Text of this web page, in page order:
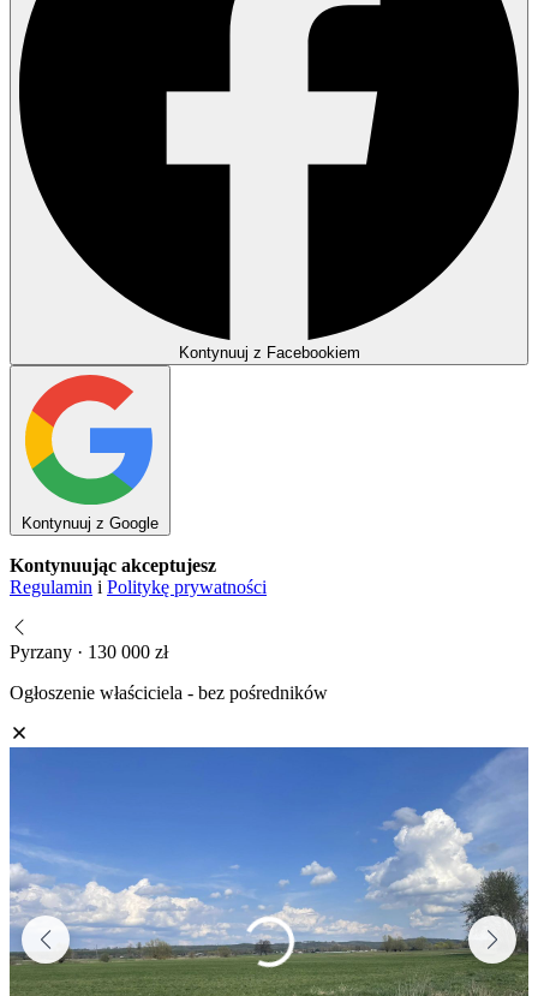
Kontynuuj z Facebookiem
Kontynuuj z Google
Kontynuując akceptujesz
Regulamin i Politykę prywatności
Pyrzany · 130 000 zł
Ogłoszenie właściciela - bez pośredników